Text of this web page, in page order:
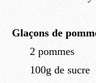
Glaçons de
2 pommes
100g de sucre